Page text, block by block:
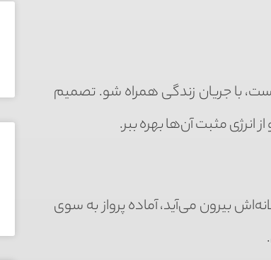
با جریان زندگی همراه شو. تصمیم
بیرون می‌آید، آماده پرواز به سوی